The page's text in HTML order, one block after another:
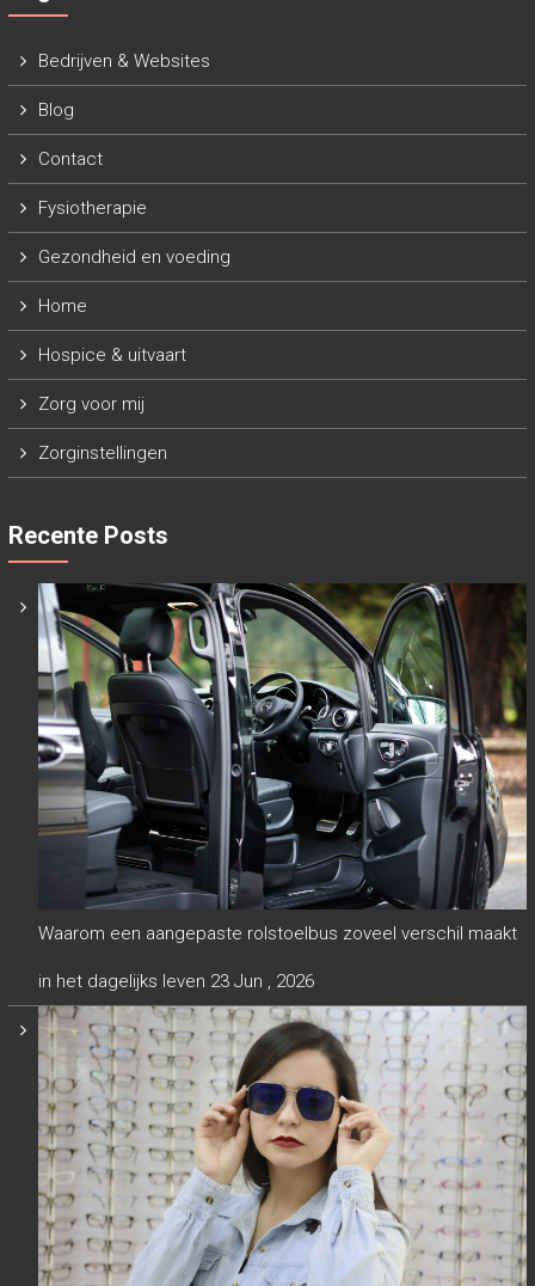
Bedrijven & Websites
Blog
Contact
Fysiotherapie
Gezondheid en voeding
Home
Hospice & uitvaart
Zorg voor mij
Zorginstellingen
Recente Posts
Waarom een aangepaste rolstoelbus zoveel verschil maakt
in het dagelijks leven 23 Jun , 2026